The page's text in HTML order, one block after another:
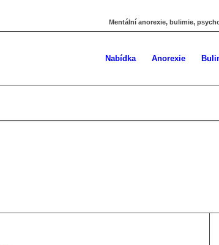
Mentální anorexie, bulimie,
Nabídka Anorexie